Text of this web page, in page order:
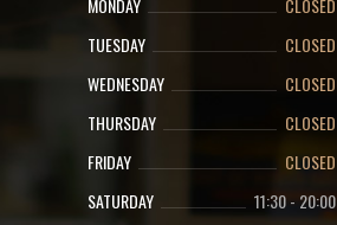
TUESDAY
CLOSED
WEDNESDAY
CLOSED
THURSDAY
CLOSED
FRIDAY
CLOSED
SATURDAY
11:30- 20:00